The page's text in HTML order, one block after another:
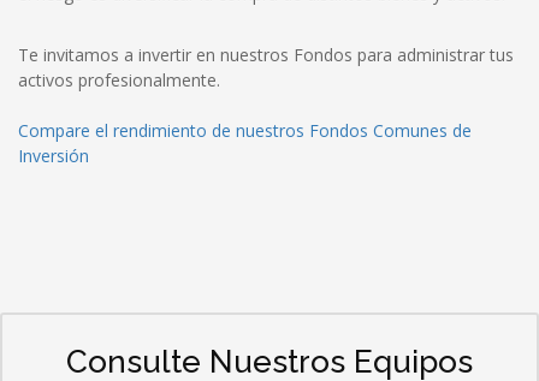
Te invitamos a invertir en nuestros Fondos para administrar tus
activos profesionalmente.
Compare el rendimiento de nuestros Fondos Comunes de
Inversión
Consulte Nuestros Equipos